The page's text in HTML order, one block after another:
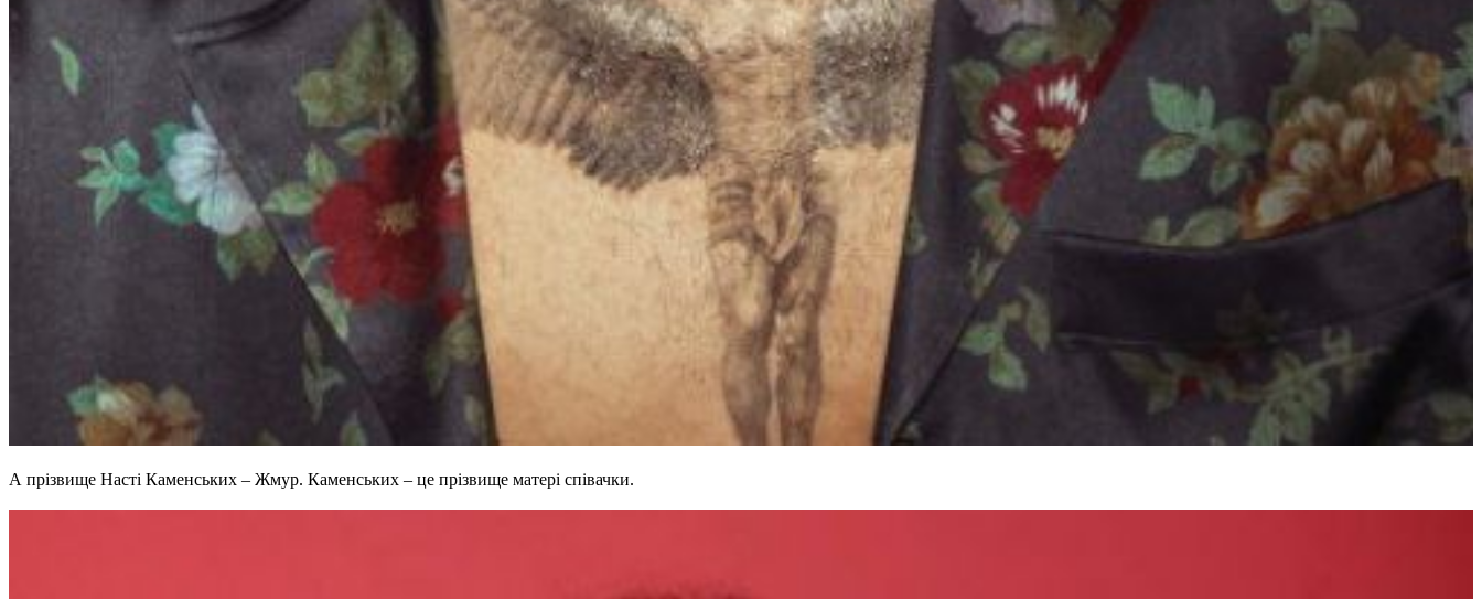
А прізвище Насті Каменських – Жмур. Каменських – це прізвище матері співачки.